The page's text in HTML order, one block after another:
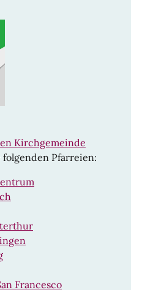
Kirchgemeinde
Pfarreien:
Francesco